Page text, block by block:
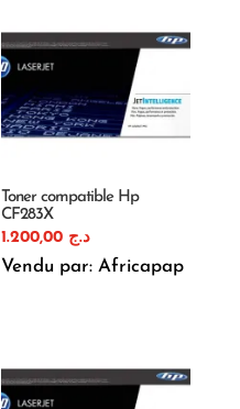
Toner compatible Hp
CF283X
د.ج
Vendu par: Africapap